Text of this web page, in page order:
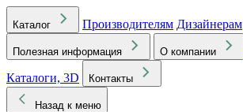
Каталог Производителям Дизайнерам
Полезная информация О компании
Каталоги, 3D
Контакты
Назад к меню